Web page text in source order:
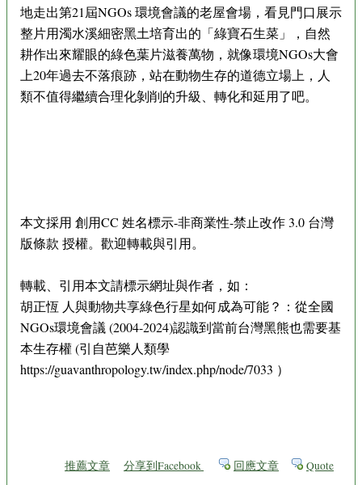
地走出第21屆NGOs 環境會議的老屋會場，看見門口展示
整片用濁水溪細密黑土培育出的「綠寶石生菜」，自然
耕作出來耀眼的綠色葉片滋養萬物，就像環境NGOs大會
上20年過去不落痕跡，站在動物生存的道德立場上，人
類不值得繼續合理化剝削的升級、轉化和延用了吧。
本文採用 創用CC 姓名標示-非商業性-禁止改作 3.0 台灣
版條款 授權。歡迎轉載與引用。
轉載、引用本文請標示網址與作者，如：
胡正恆 人與動物共享綠色行星如何成為可能？：從全國
NGOs環境會議 (2004-2024)認識到當前台灣黑熊也需要基
本生存權 (引自芭樂人類學
https://guavanthropology.tw/index.php/node/7033 ）
推薦文章 分享到Facebook 回應文章 Quote